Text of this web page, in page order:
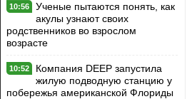
10:56
Ученые пытаются понять, как
акулы узнают своих
родственников во взрослом
возрасте
10:52
Компания DEEP запустила
жилую подводную станцию у
побережья американской Флориды